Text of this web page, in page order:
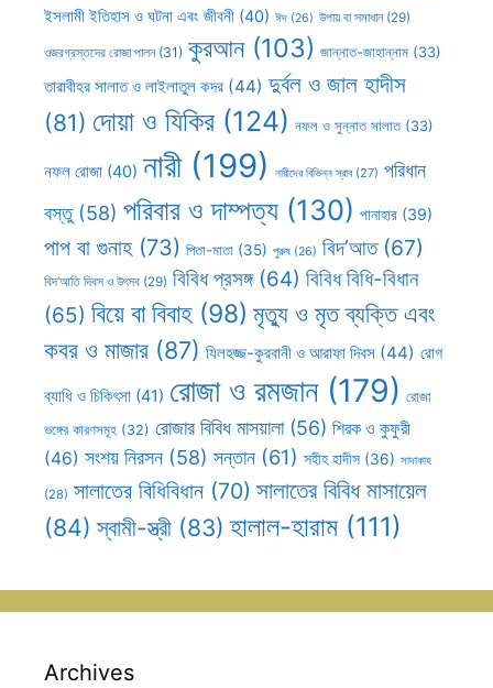
ইসলামী ইতিহাস ও ঘটনা এবং জীবনী (40) ঈদ (26) উপায় বা সমাধান(29)
ওজরগ্রস্তদের রোজা পালন(31) কুরআন(103) জান্নাত-জাহান্নাম (33)
তারাবীহর সালাত ও লাইলাতুল কদর (44) দুর্বল ও জাল হাদীস
(81) দোয়া ও যিকির (124) নফল ও সুন্নাত সালাত(33)
নফল রোজা (40) নারী(199) নারীদের বিভিন্ন স্রাব(27) পরিধান
বস্তু(58) পরিবার ও দাম্পত্য (130) পানাহার (39)
পাপ বা গুনাহ(73) পিতা-মাতা (35) পুরুষ (26) বিদ’আত(67)
বিদ’আতি দিবস ও উৎসব (29) বিবিধ প্রসঙ্গ(64) বিবিধ বিধি-বিধান
(65) বিয়ে বা বিবাহ (98) মৃত্যু ও মৃত ব্যক্তি এবং
কবর ও মাজার (87) যিলহজ্জ-কুরবানী ও আরাফা দিবস (44) রোগ
ব্যাধি ও চিকিৎসা (41) রোজা ও রমজান(179) রোজা
ভঙ্গের কারণসমূহ (32) রোজার বিবিধ মাসয়ালা(56) শিরক ও কুফুরী
(46) সংশয় নিরসন (58) সন্তান (61) সহীহ হাদীস (36) সাদাকাহ
(28) সালাতের বিধিবিধান (70) সালাতের বিবিধ মাসায়েল
(84) স্বামী-স্ত্রী (83) হালাল-হারাম (111)
Archives